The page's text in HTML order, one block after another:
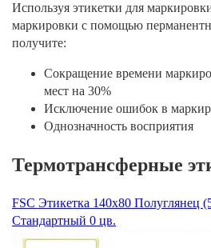
Используя этикетки для
маркировки с помощью
получите:
Сокращение времени
мест на 30%
Исключение ошибок в
Однозначность восприятия
Термотрансферные
FSC Этикетка 140х80 Полуглянец
Стандартный 0 цв.